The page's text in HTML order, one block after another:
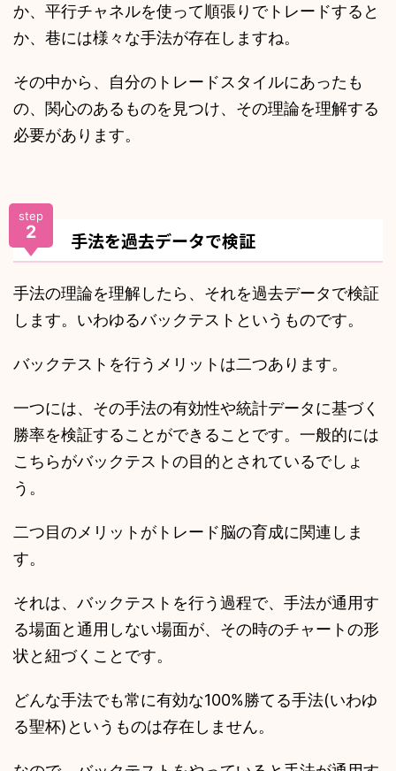
か、平行チャネルを使って順張りでトレードすると
か、巷には様々な手法が存在しますね。
その中から、自分のトレードスタイルにあったも
の、関心のあるものを見つけ、その理論を理解する
必要があります。
step
2 手法を過去データで検証
手法の理論を理解したら、それを過去データで検証
します。いわゆるバックテストというものです。
バックテストを行うメリットは二つあります。
一つには、その手法の有効性や統計データに基づく
勝率を検証することができることです。一般的には
こちらがバックテストの目的とされているでしょ
う。
二つ目のメリットがトレード脳の育成に関連しま
す。
それは、バックテストを行う過程で、手法が通用す
る場面と通用しない場面が、その時のチャートの形
状と紐づくことです。
どんな手法でも常に有効な100%勝てる手法(いわゆ
る聖杯)というものは存在しません。